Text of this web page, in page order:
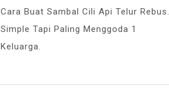
Cara Buat Sambal Cili Api Telur Rebus.
Simple Tapi Paling Menggoda 1
Keluarga.